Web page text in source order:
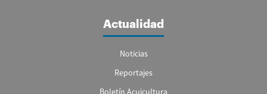
Actualidad
Noticias
Reportajes
Boletín Acuicultura